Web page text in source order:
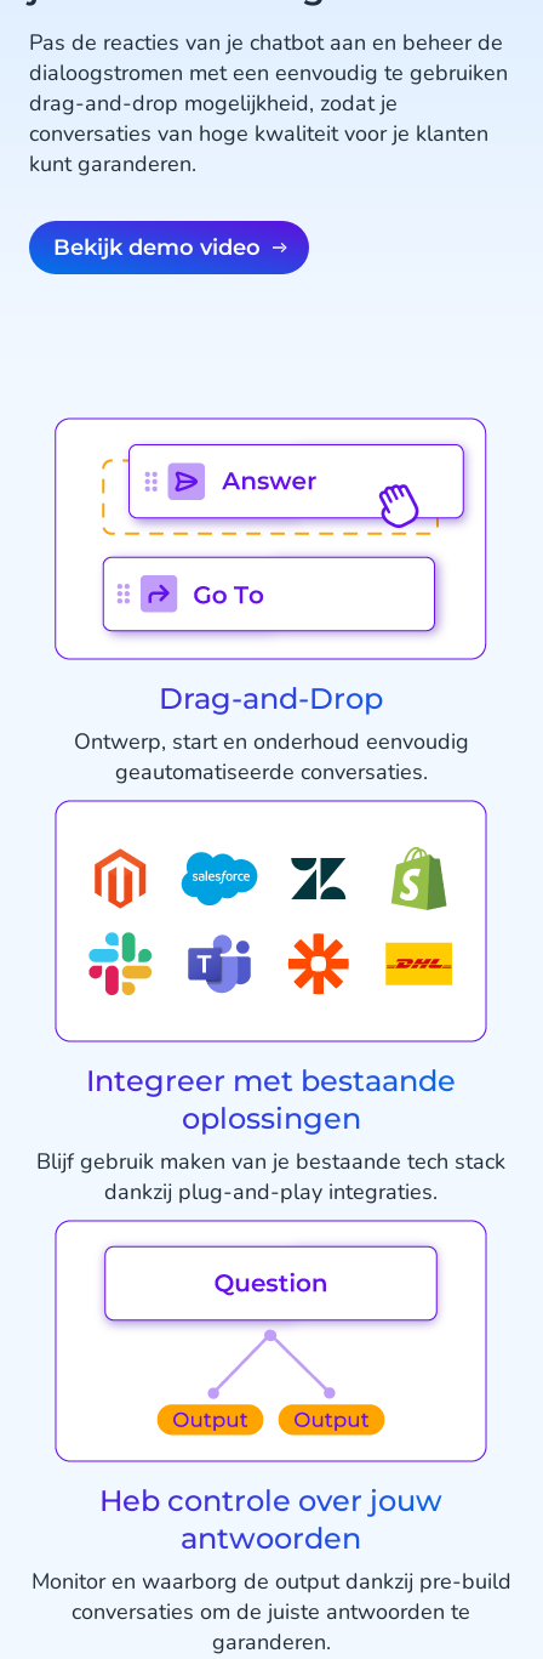
Pas de reacties van je chatbot aan en beheer de
dialoogstromen met een eenvoudig te gebruiken
drag-and-drop mogelijkheid, zodat je
conversaties van hoge kwaliteit voor je klanten
kunt garanderen.
Bekijk demo video
Drag-and-Drop
Ontwerp, start en onderhoud eenvoudig
geautomatiseerde conversaties.
Integreer met bestaande
oplossingen
Blijf gebruik maken van je bestaande tech stack
dankzij plug-and-play integraties.
Heb controle over jouw
antwoorden
Monitor en waarborg de output dankzij pre-build
conversaties om de juiste antwoorden te
garanderen.